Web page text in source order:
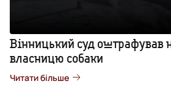
Вінницький суд оштрафував
власницю собаки
Читати більше